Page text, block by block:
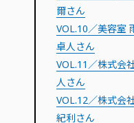
爾さん
VOL.10／美容室
卓人さん
VOL.11／株式会
人さん
VOL.12／株式会
紀利さん